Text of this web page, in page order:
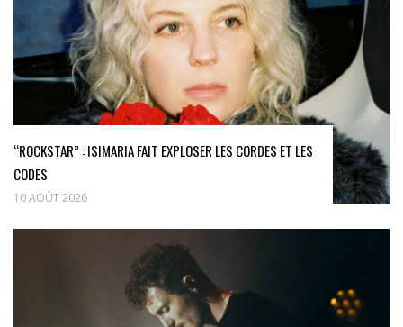
“ROCKSTAR” : ISIMARIA FAIT EXPLOSER LES CORDES ET LES
CODES
10 AOÛT 2026